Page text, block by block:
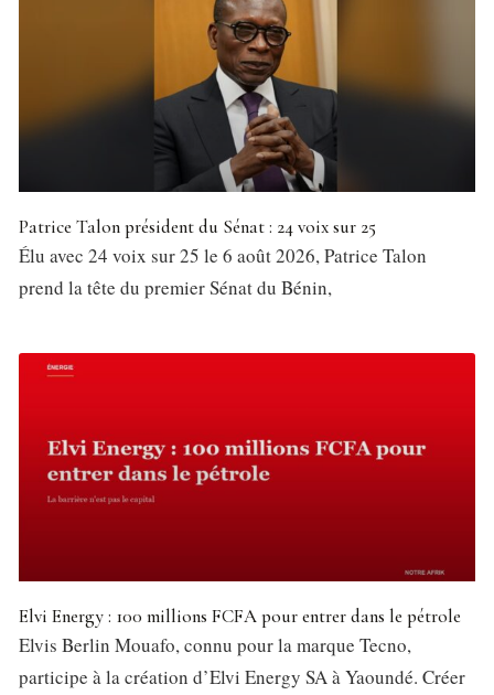
Patrice Talon président du Sénat : 24 voix sur 25
Élu avec 24 voix sur 25 le 6 août 2026, Patrice Talon
prend la tête du premier Sénat du Bénin,
Elvi Energy : 100 millions FCFA pour entrer dans le pétrole
Elvis Berlin Mouafo, connu pour la marque Tecno,
participe à la création d’Elvi Energy SA à Yaoundé. Créer